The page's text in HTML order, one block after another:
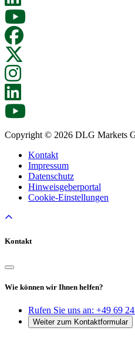
Copyright © 2026 DLG Markets
Kontakt
Impressum
Datenschutz
Hinweisgeberportal
Cookie-Einstellungen
Kontakt
Wie können wir Ihnen helfen?
Rufen Sie uns an: +49 69